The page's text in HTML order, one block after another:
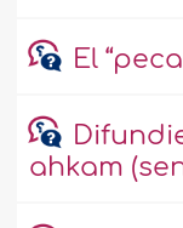
El
ahkam